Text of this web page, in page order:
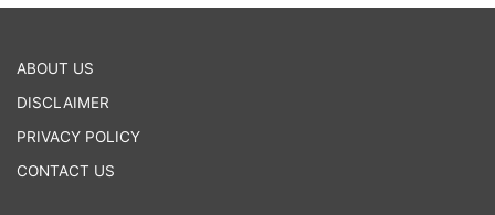
ABOUT US
DISCLAIMER
PRIVACY POLICY
CONTACT US